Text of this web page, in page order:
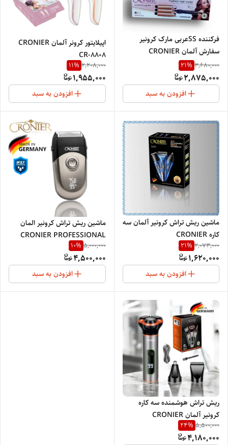
فرکننده SSعربی مارک کرونیر
سفارش آلمان CRONIER
PROFESSIONAL GERMANY
3,680,000
21%
2,875,000
افزودن به سبد
اپیلایتور کرونر آلمان CRONIER
CR-8808
2,208,000
11%
1,955,000
افزودن به سبد
ماشین ریش تراش کرونیر آلمان سه
کاره CRONIER
PROFESSIONAL9013
2,073,000
21%
1,620,000
افزودن به سبد
ماشین ریش تراش کرونیر المان
CRONIER PROFESSIONAL
SALON GERMANY 1241
5,000,000
10%
4,500,000
افزودن به سبد
ریش تراش هوشمنده سه کاره
کرونیر آلمان CRONIER
PROFESSIONAL 1223
5,500,000
24%
4,180,000